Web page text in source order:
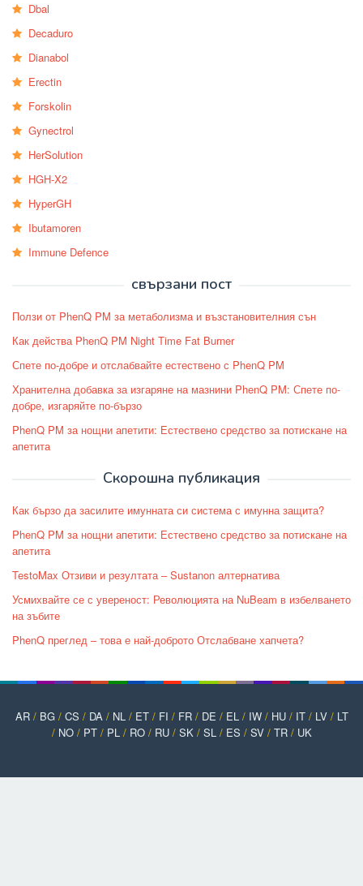
Dbal
Decaduro
Dianabol
Erectin
Forskolin
Gynectrol
HerSolution
HGH-X2
HyperGH
Ibutamoren
Immune Defence
свързани пост
Ползи от PhenQ PM за метаболизма и възстановителния сън
Как действа PhenQ PM Night Time Fat Burner
Спете по-добре и отслабвайте естествено с PhenQ PM
Хранителна добавка за изгаряне на мазнини PhenQ PM: Спете по-
добре, изгаряйте по-бързо
PhenQ PM за нощни апетити: Естествено средство за потискане на
апетита
Скорошна публикация
Как бързо да засилите имунната си система с имунна защита?
PhenQ PM за нощни апетити: Естествено средство за потискане на
апетита
TestoMax Отзиви и резултата – Sustanon алтернатива
Усмихвайте се с увереност: Революцията на NuBeam в избелването
на зъбите
PhenQ преглед – това е най-доброто Отслабване хапчета?
AR/ BG/ CS / DA/ NL/ ET/ FI / FR/ DE / EL/ IW/ HU/ IT/ LV/ LT
/ NO/ PT/ PL/ RO/ RU/ SK/ SL/ ES / SV/ TR/ UK